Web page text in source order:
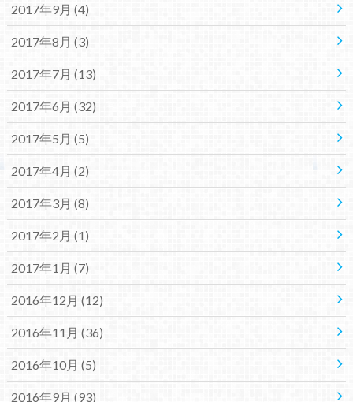
2017年9月 (4)
2017年8月 (3)
2017年7月 (13)
2017年6月 (32)
2017年5月 (5)
2017年4月 (2)
2017年3月 (8)
2017年2月 (1)
2017年1月 (7)
2016年12月 (12)
2016年11月 (36)
2016年10月 (5)
2016年9月 (93)